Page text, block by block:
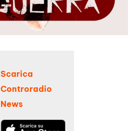
Scarica
Controradio
News